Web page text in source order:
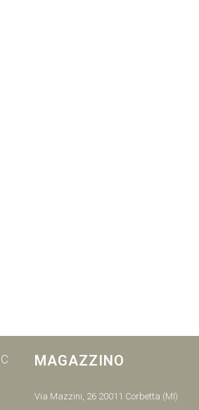
MAGAZZINO
Via Mazzini, 26 20011 Corbetta (MI)